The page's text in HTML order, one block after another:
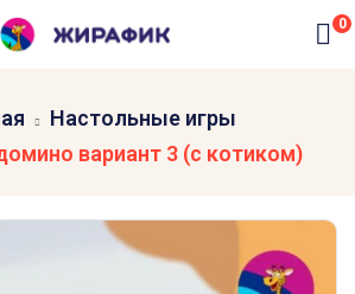
0
Настольные игры
вариант 3 (с котиком)